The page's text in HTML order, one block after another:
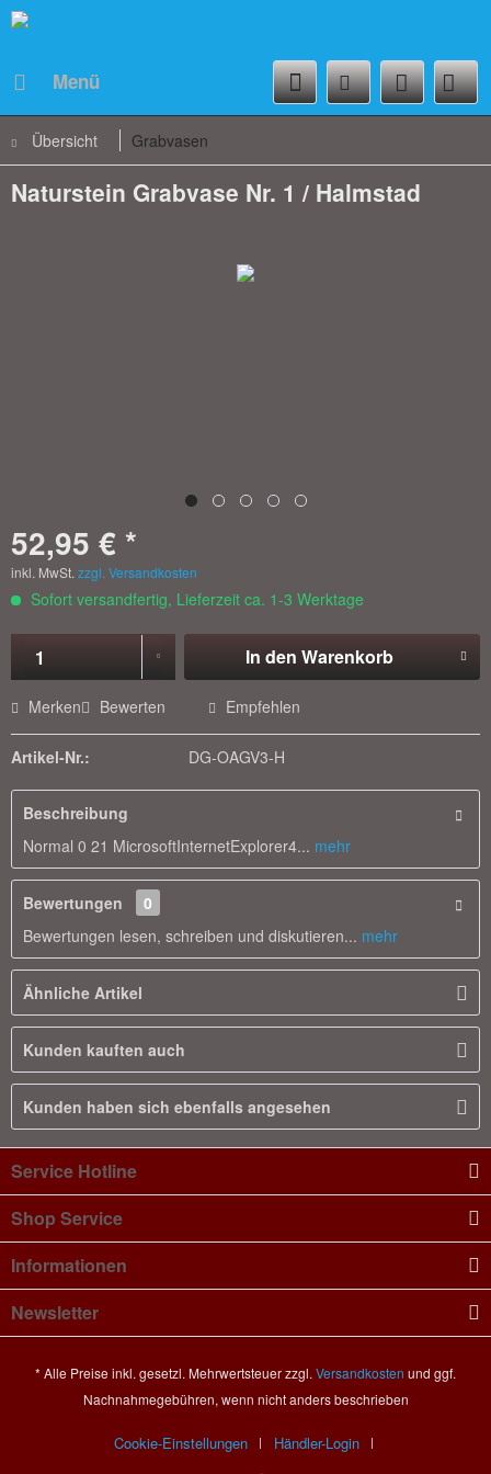
Menü
Übersicht Grabvasen
Naturstein Grabvase Nr. 1 / Halmstad
52,95 € *
inkl. MwSt. zzgl. Versandkosten
Sofort versandfertig, Lieferzeit ca. 1-3 Werktage
In den Warenkorb
Merken Bewerten Empfehlen
Artikel-Nr.: DG-OAGV3-H
Beschreibung
Normal 0 21 MicrosoftInternetExplorer4... mehr
Bewertungen
0
Bewertungen lesen, schreiben und diskutieren... mehr
Ähnliche Artikel
Kunden kauften auch
Kunden haben sich ebenfalls angesehen
Service Hotline
Shop Service
Informationen
Newsletter
* Alle Preise inkl. gesetzl. Mehrwertsteuer zzgl. Versandkosten und ggf.
Nachnahmegebühren, wenn nicht anders beschrieben
Cookie-Einstellungen
Händler-Login